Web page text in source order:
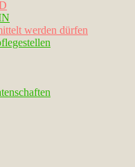
werden dürfen